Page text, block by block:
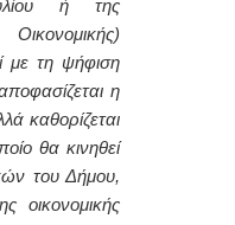
ή της
με τη ψήφιση
η
καθορίζεται
θα κινηθεί
του Δήμου,
οικονομικής